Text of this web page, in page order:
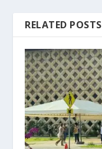
RELATED POSTS